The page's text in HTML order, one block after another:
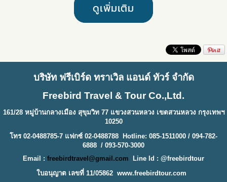
ดูเพิ่มเติม
บริษัท ฟรีเบิร์ด ทราเวิล แอนด์ ทัวร์ จำกัด
Freebird Travel & Tour Co.,Ltd.
161/28 หมู่บ้านกลางเมือง สุขุมวิท 77 แขวงสวนหลวง เขตสวนหลวง กรุงเทพฯ
10250
โทร 02-0488785-7 แฟกซ์ 02-0488788 Hotline: 085-1511000 / 094-782-
6888 / 093-570-3000
Email : freebirdtravel@gmail.com
Line Id : @freebirdtour
ใบอนุญาต เลขที่ 11/05862 www.freebirdtour.com